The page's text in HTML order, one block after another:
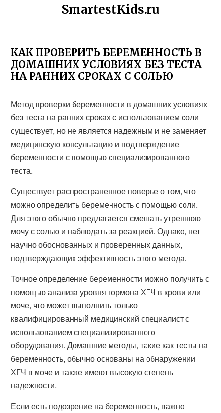
SmartestKids.ru
КАК ПРОВЕРИТЬ БЕРЕМЕННОСТЬ В
ДОМАШНИХ УСЛОВИЯХ БЕЗ ТЕСТА
НА РАННИХ СРОКАХ С СОЛЬЮ
Метод проверки беременности в домашних условиях
без теста на ранних сроках с использованием соли
существует, но не является надежным и не заменяет
медицинскую консультацию и подтверждение
беременности с помощью специализированного
теста.
Существует распространенное поверье о том, что
можно определить беременность с помощью соли.
Для этого обычно предлагается смешать утреннюю
мочу с солью и наблюдать за реакцией. Однако, нет
научно обоснованных и проверенных данных,
подтверждающих эффективность этого метода.
Точное определение беременности можно получить с
помощью анализа уровня гормона ХГЧ в крови или
моче, что может выполнить только
квалифицированный медицинский специалист с
использованием специализированного
оборудования. Домашние методы, такие как тесты на
беременность, обычно основаны на обнаружении
ХГЧ в моче и также имеют высокую степень
надежности.
Если есть подозрение на беременность, важно